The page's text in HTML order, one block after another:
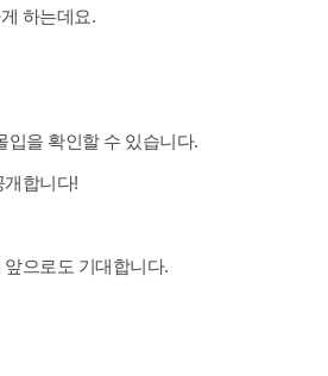
하는데요.
입을 확인할 수 있습니다.
합니다!
으로도 기대합니다.